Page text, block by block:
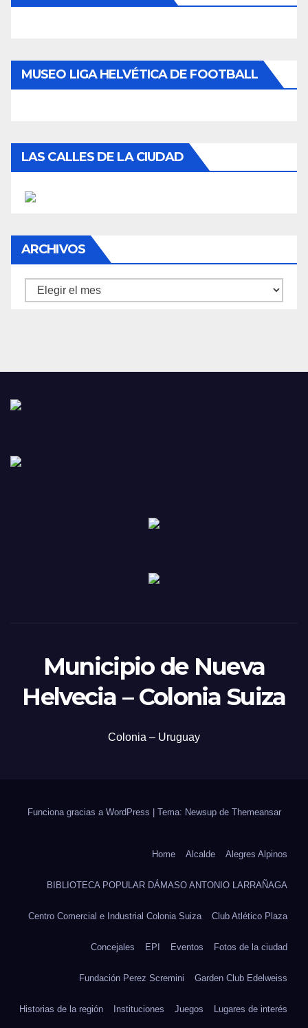
MUSEO LIGA HELVÉTICA DE FOOTBALL
LAS CALLES DE LA CIUDAD
ARCHIVOS
Archivos
Municipio de Nueva
Helvecia – Colonia Suiza
Colonia – Uruguay
Funciona gracias a WordPress Tema: Newsup de Themeansar
Home Alcalde Alegres Alpinos
BIBLIOTECA POPULAR DÁMASO ANTONIO LARRAÑAGA
Centro Comercial e Industrial Colonia Suiza Club Atlético Plaza
Concejales EPI Eventos Fotos de la ciudad
Fundación Perez Scremini Garden Club Edelweiss
Historias de la región Instituciones Juegos Lugares de interés